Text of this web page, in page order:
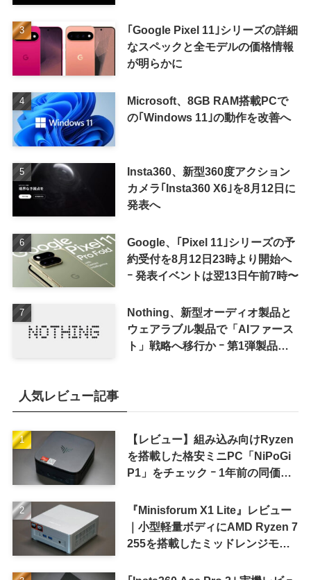
｢Google Pixel 11｣シリーズの詳細
なスペックと全モデルの価格情報
が明らかに
Microsoft、8GB RAM搭載PCで
の｢Windows 11｣の動作を改善へ
Insta360、新型360度アクション
カメラ｢Insta360 X6｣を8月12日に
発表へ
Google、｢Pixel 11｣シリーズの予
約受付を8月12日23時より開始へ
ｰ 発表イベントは翌13日午前7時〜
Nothing、新型オーディオ製品と
ウェアラブル製品で「AIファース
ト」戦略へ移行か ｰ 第1弾製品は
人気レビュー記事
【レビュー】組み込み向けRyzen
を搭載した格安ミニPC「NiPoGi
P1」をチェック ｰ 1年前の同価格
『Minisforum X1 Lite』レビュー
｜小型軽量ボディにAMD Ryzen 7
255を搭載したミッドレンジモデ